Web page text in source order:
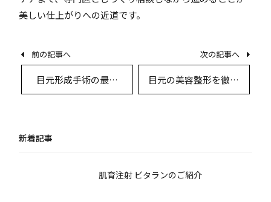
美しい仕上がりへの近道です。
前の記事へ
目元形成手術の最前
線：術式別の詳細比較
次の記事へ
目元の美容整形を徹底
解説：理想の二重から
新着記事
肌育注射 ビタランのご紹介